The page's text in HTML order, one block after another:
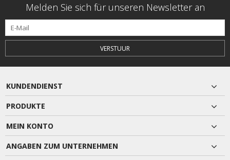
Melden Sie sich für unseren Newsletter an
VERSTUUR
KUNDENDIENST
PRODUKTE
MEIN KONTO
ANGABEN ZUM UNTERNEHMEN